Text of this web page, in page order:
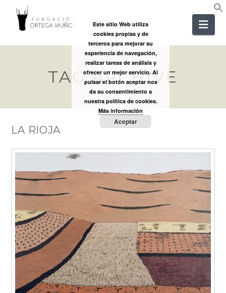
ORTEGA
MUÑOZ
TAG ARCHIVE
LA RIOJA
Este sitio Web utiliza
cookies propias y de
terceros para mejorar su
experiencia de navegación,
realizar tareas de análisis y
ofrecer un mejor servicio. Al
pulsar el botón aceptar nos
da su consentimiento a
nuestra política de cookies.
Más información
Aceptar